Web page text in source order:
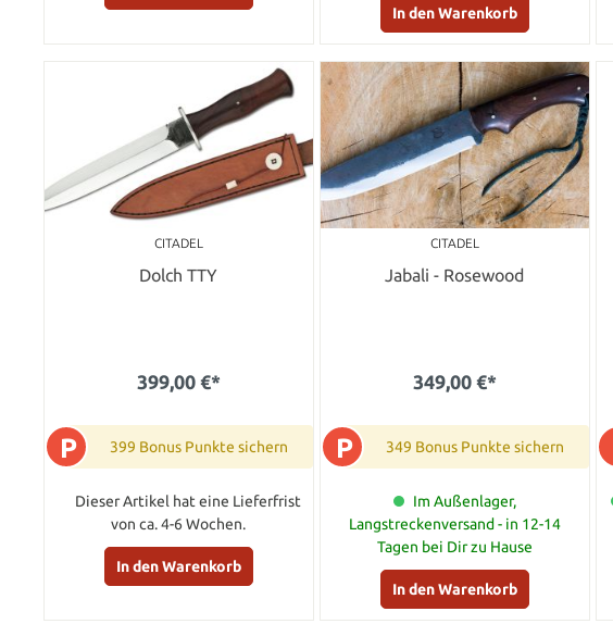
In den Warenkorb
CITADEL
Dolch TTY
399,00 €*
P 399 Bonus Punkte sichern
Dieser Artikel hat eine Lieferfrist
von ca. 4-6 Wochen.
In den Warenkorb
CITADEL
Jabali - Rosewood
349,00 €*
P 349 Bonus Punkte sichern
Im Außenlager,
Langstreckenversand - in 12-14
Tagen bei Dir zu Hause
In den Warenkorb